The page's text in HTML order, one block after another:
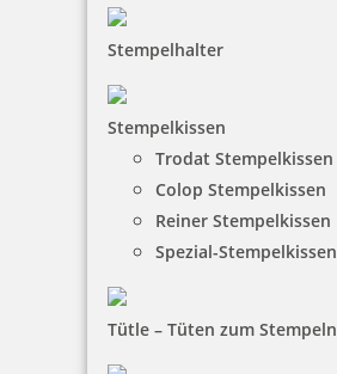
Stempelhalter
Stempelkissen
Trodat Stempelkissen
Colop Stempelkissen
Reiner Stempelkissen
Spezial-Stempelkissen
Tütle – Tüten zum Stempeln
HINWEISE
Versandinformationen
Zahlungsbedingungen
Bestellhinweise